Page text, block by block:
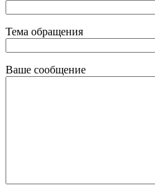
Тема обращения
Ваше сообщение